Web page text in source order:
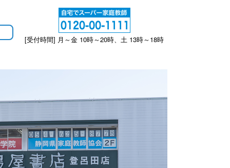
[受付時間] 月～金 10時～20時、土 13時～18時